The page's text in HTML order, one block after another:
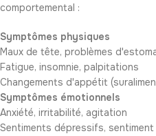
comportemental :
Symptômes physiques
Maux de tête, problèmes
Fatigue, insomnie, palpitations
Changements d'appétit
Symptômes émotionnels
Anxiété, irritabilité, agitation
Sentiments dépressifs, sentiment